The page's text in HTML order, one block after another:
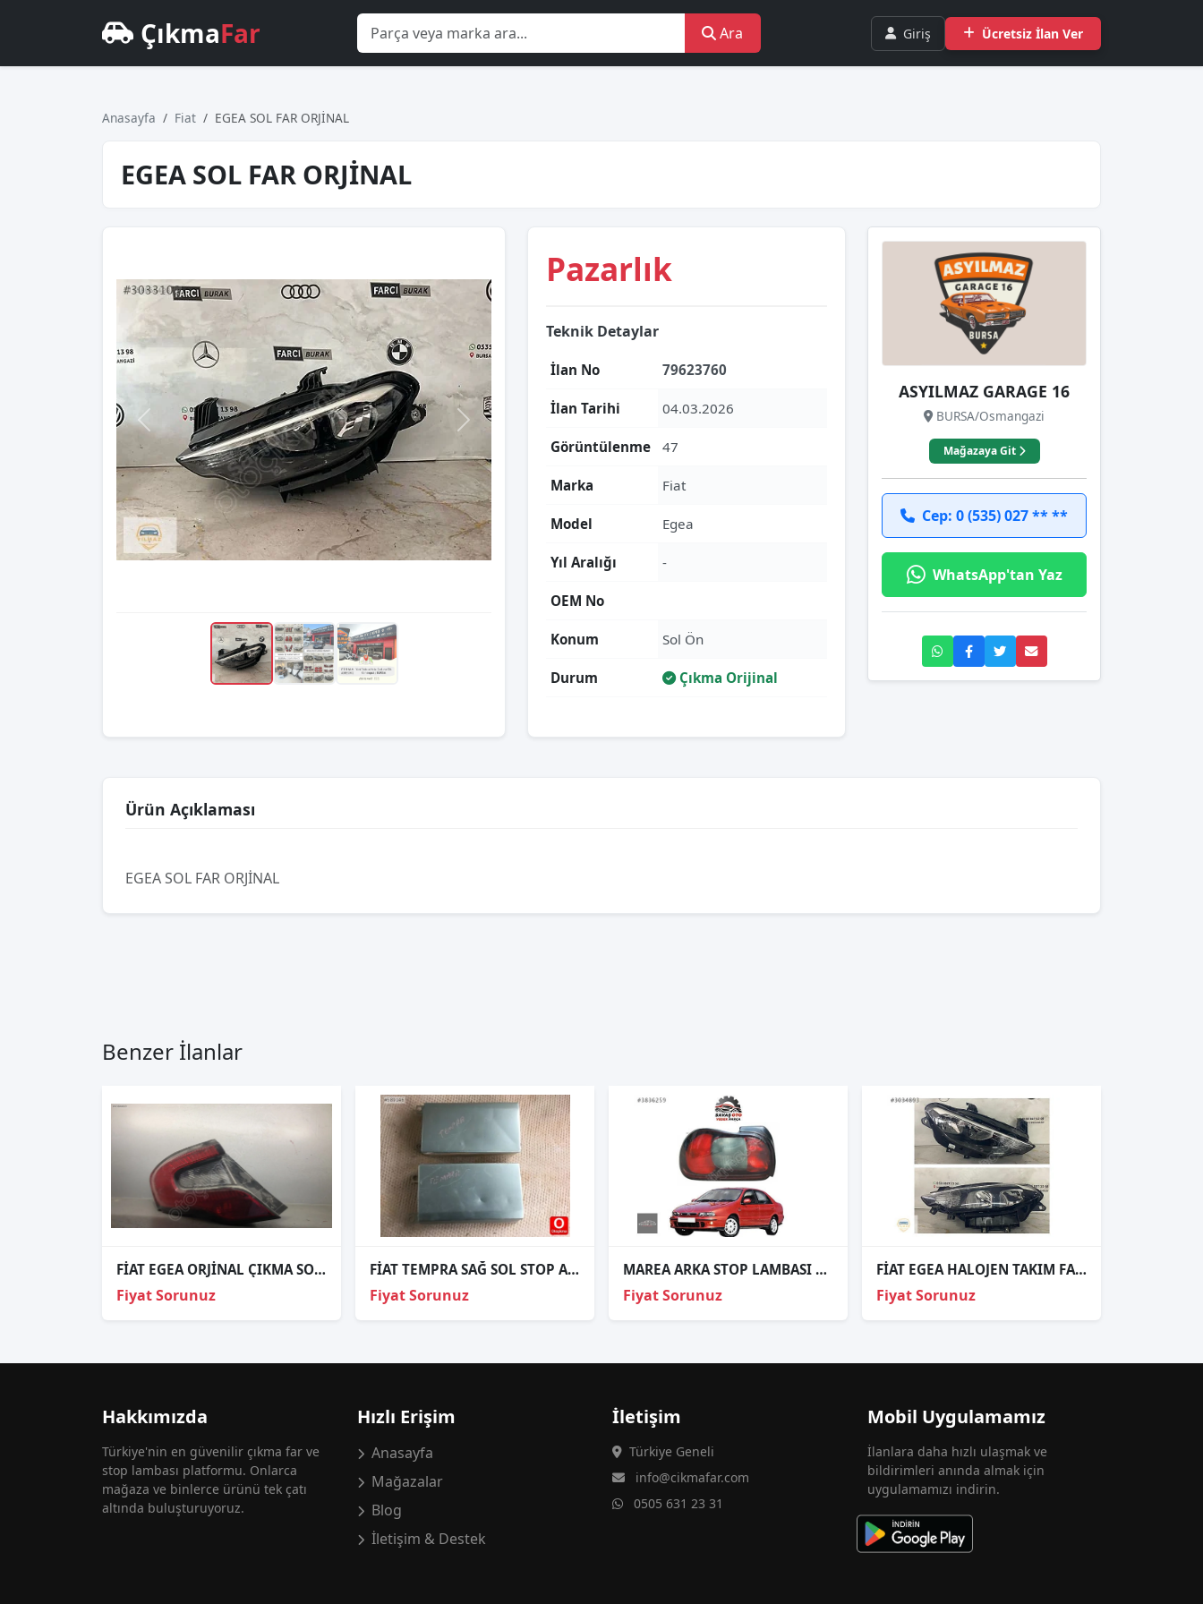
ÇıkmaFar Ara Giriş Ücretsiz İlan Ver
Anasayfa Fiat EGEA SOL FAR ORJİNAL
EGEA SOL FAR ORJİNAL
Pazarlık
Teknik Detaylar
İlan No 79623760
İlan Tarihi 04.03.2026
Görüntülenme 47
Marka Fiat
Model Egea
Yıl Aralığı -
OEM No
Konum Sol Ön
Durum Çıkma Orijinal
ASYILMAZ GARAGE 16
BURSA/Osmangazi
Mağazaya Git
Cep: 0 (535) 027 ** **
WhatsApp'tan Yaz
Ürün Açıklaması
EGEA SOL FAR ORJİNAL
Benzer İlanlar
FİAT EGEA ORJİNAL ÇIKMA SOL ARKA STOP
Fiyat Sorunuz
FİAT TEMPRA SAĞ SOL STOP ALT SACI
Fiyat Sorunuz
MAREA ARKA STOP LAMBASI SAĞ SOL 1996 1997 1998 1999 2000 2001
Fiyat Sorunuz
FİAT EGEA HALOJEN TAKIM FAR ORJİNAL
Fiyat Sorunuz
Hakkımızda
Türkiye'nin en güvenilir çıkma far ve
stop lambası platformu. Onlarca
mağaza ve binlerce ürünü tek çatı
altında buluşturuyoruz.
Hızlı Erişim
Anasayfa
Mağazalar
Blog
İletişim & Destek
İletişim
Türkiye Geneli
info@cikmafar.com
0505 631 23 31
Mobil Uygulamamız
İlanlara daha hızlı ulaşmak ve
bildirimleri anında almak için
uygulamamızı indirin.